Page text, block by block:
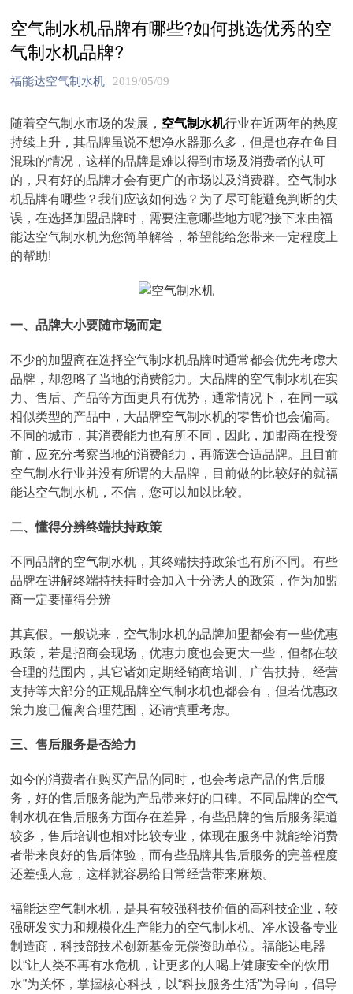
空气制水机品牌有哪些?如何挑选优秀的空
气制水机品牌?
福能达空气制水机 2019/05/09
随着空气制水市场的发展， 空气制水机行业在近两年的热度
持续上升，其品牌虽说不想净水器那么多，但是也存在鱼目
混珠的情况，这样的品牌是难以得到市场及消费者的认可
的，只有好的品牌才会有更广的市场以及消费群。空气制水
机品牌有哪些？我们应该如何选？为了尽可能避免判断的失
误，在选择加盟品牌时，需要注意哪些地方呢?接下来由福
能达空气制水机为您简单解答，希望能给您带来一定程度上
的帮助!
一、品牌大小要随市场而定
不少的加盟商在选择空气制水机品牌时通常都会优先考虑大
品牌，却忽略了当地的消费能力。大品牌的空气制水机在实
力、售后、产品等方面更具有优势，通常情况下，在同一或
相似类型的产品中，大品牌空气制水机的零售价也会偏高。
不同的城市，其消费能力也有所不同，因此，加盟商在投资
前，应充分考察当地的消费能力，再筛选合适品牌。且目前
空气制水行业并没有所谓的大品牌，目前做的比较好的就福
能达空气制水机，不信，您可以加以比较。
二、懂得分辨终端扶持政策
不同品牌的空气制水机，其终端扶持政策也有所不同。有些
品牌在讲解终端持扶持时会加入十分诱人的政策，作为加盟
商一定要懂得分辨
其真假。一般说来，空气制水机的品牌加盟都会有一些优惠
政策，若是招商会现场，优惠力度也会更大一些，但都在较
合理的范围内，其它诸如定期经销商培训、广告扶持、经营
支持等大部分的正规品牌空气制水机也都会有，但若优惠政
策力度已偏离合理范围，还请慎重考虑。
三、售后服务是否给力
如今的消费者在购买产品的同时，也会考虑产品的售后服
务，好的售后服务能为产品带来好的口碑。不同品牌的空气
制水机在售后服务方面存在差异，有些品牌的售后服务渠道
较多，售后培训也相对比较专业，体现在服务中就能给消费
者带来良好的售后体验，而有些品牌其售后服务的完善程度
还差强人意，这样就容易给日常经营带来麻烦。
福能达空气制水机，是具有较强科技价值的高科技企业，较
强研发实力和规模化生产能力的空气制水机、净水设备专业
制造商，科技部技术创新基金无偿资助单位。福能达电器
以“让人类不再有水危机，让更多的人喝上健康安全的饮用
水”为关怀，掌握核心科技，以“科技服务生活”为导向，倡导